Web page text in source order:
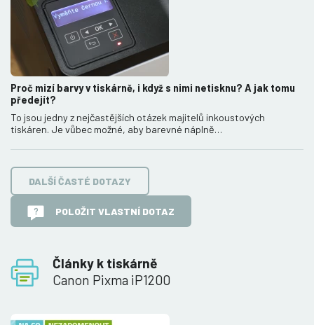
Články k tiskárně
Canon Pixma iP1200
Proč mizí barvy v tiskárně, i když s nimi netisknu? A jak tomu
předejít?
To jsou jedny z nejčastějších otázek majitelů inkoustových
tiskáren. Je vůbec možné, aby barevné náplně…
DALŠÍ ČASTÉ DOTAZY
POLOŽIT VLASTNÍ DOTAZ